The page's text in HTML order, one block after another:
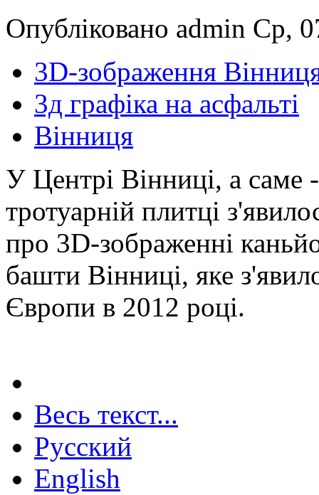
Опубліковано admin Ср,
3D-зображення
3д графіка на асфальті
Вінниця
У Центрі Вінниці, а саме
тротуарній плитці
про 3D-зображенні
башти Вінниці, яке
Європи в 2012 році.
Весь текст...
Русский
English